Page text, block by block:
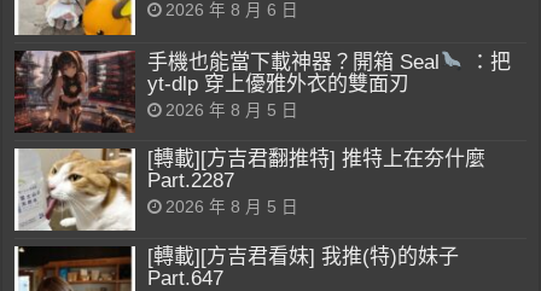
2026 年 8 月 6 日
手機也能當下載神器？開箱 Seal
：把
yt-dlp 穿上優雅外衣的雙面刃
2026 年 8 月 5 日
[轉載][方吉君翻推特] 推特上在夯什麼
Part.2287
2026 年 8 月 5 日
[轉載][方吉君看妹] 我推(特)的妹子
Part.647